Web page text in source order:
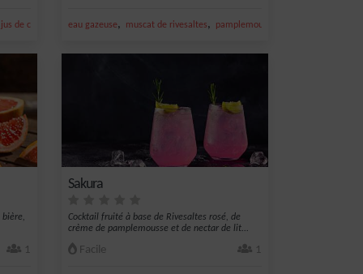
jus de citron jauneeau gazeuse, muscat de rivesaltes, pamplemousse
bière,
1
Sakura
Cocktail fruité à base de Rivesaltes rosé, de
crème de pamplemousse et de nectar de lit...
Facile 1